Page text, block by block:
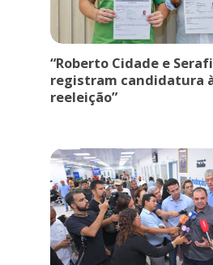
“Roberto Cidade e
registram candidatura
reeleição”